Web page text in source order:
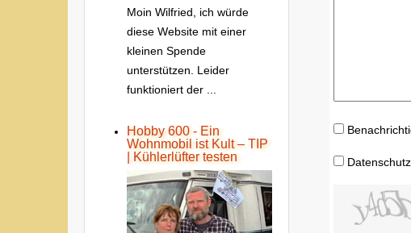
Moin Wilfried, ich würde
diese Website mit einer
kleinen Spende
unterstützen. Leider
funktioniert der ...
Hobby 600 - Ein
Wohnmobil ist Kult – TIP
| Kühlerlüfter testen